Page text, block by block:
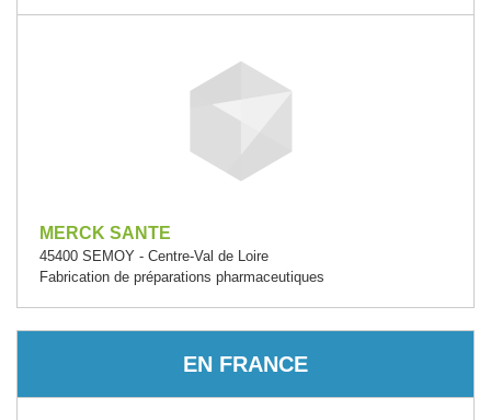
MERCK SANTE
45400 SEMOY - Centre-Val de Loire
Fabrication de préparations pharmaceutiques
EN FRANCE